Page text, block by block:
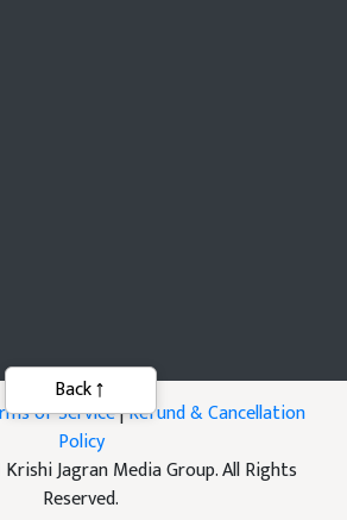
of Service|Refund & Cancellation
Policy
Jagran Media Group. All Rights
Reserved.
Back